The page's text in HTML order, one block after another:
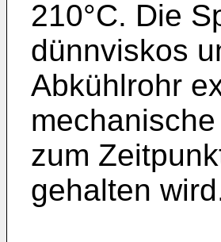
210°C. Die
dünnviskos
Abkühlrohr
zum
gehalten